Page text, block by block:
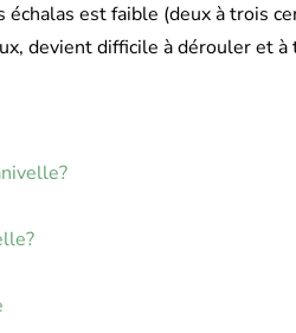
échalas est faible (deux à trois
devient difficile à dérouler et à